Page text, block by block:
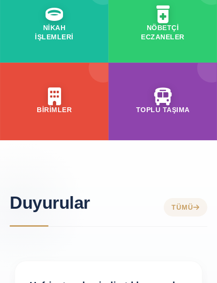
NİKAH
İŞLEMLERİ
NÖBETÇİ
ECZANELER
BİRİMLER TOPLU TAŞIMA
Duyurular TÜMÜ